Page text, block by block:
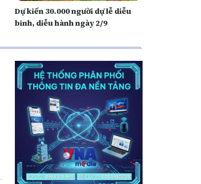
Dự kiến 30.000 người dự lễ diễu
binh, diễu hành ngày 2/9